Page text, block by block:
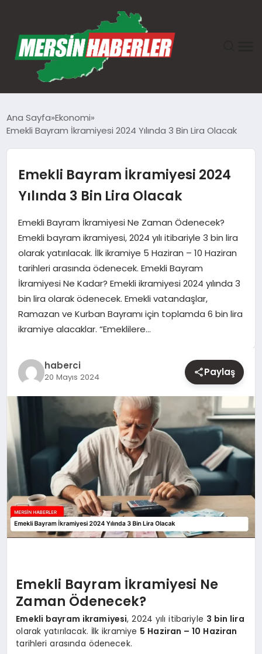
GÜNDEM
EKONOMI
SAĞLIK
TEKNOLOJI
Ana Sayfa Ekonomi
Emekli Bayram İkramiyesi 2024 Yılında 3 Bin Lira Olacak
Emekli Bayram İkramiyesi 2024
Yılında 3 Bin Lira Olacak
Emekli Bayram İkramiyesi Ne Zaman Ödenecek?
Emekli bayram ikramiyesi, 2024 yılı itibariyle 3 bin lira
olarak yatırılacak. İlk ikramiye 5 Haziran – 10 Haziran
tarihleri arasında ödenecek. Emekli Bayram
İkramiyesi Ne Kadar? Emekli ikramiyesi 2024 yılında 3
bin lira olarak ödenecek. Emekli vatandaşlar,
Ramazan ve Kurban Bayramı için toplamda 6 bin lira
ikramiye alacaklar. “Emeklilere…
haberci
20 Mayıs 2024 Paylaş
Emekli Bayram İkramiyesi Ne
Zaman Ödenecek?
Emekli bayram ikramiyesi, 2024 yılı itibariyle 3 bin lira
olarak yatırılacak. İlk ikramiye 5 Haziran – 10 Haziran
tarihleri arasında ödenecek.